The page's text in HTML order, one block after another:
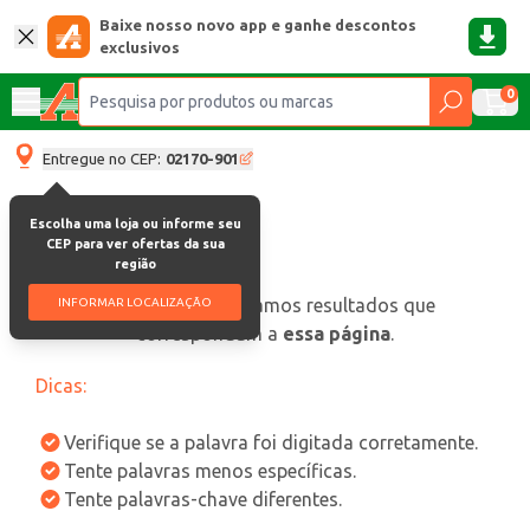
Baixe nosso novo app e ganhe descontos
exclusivos
0
Entregue no CEP: 02170-901
Escolha uma loja ou informe seu
CEP para ver ofertas da sua
região
INFORMAR LOCALIZAÇÃO
oops, não encontramos resultados que
correspondam a essa página.
Dicas:
Verifique se a palavra foi digitada corretamente.
Tente palavras menos específicas.
Tente palavras-chave diferentes.